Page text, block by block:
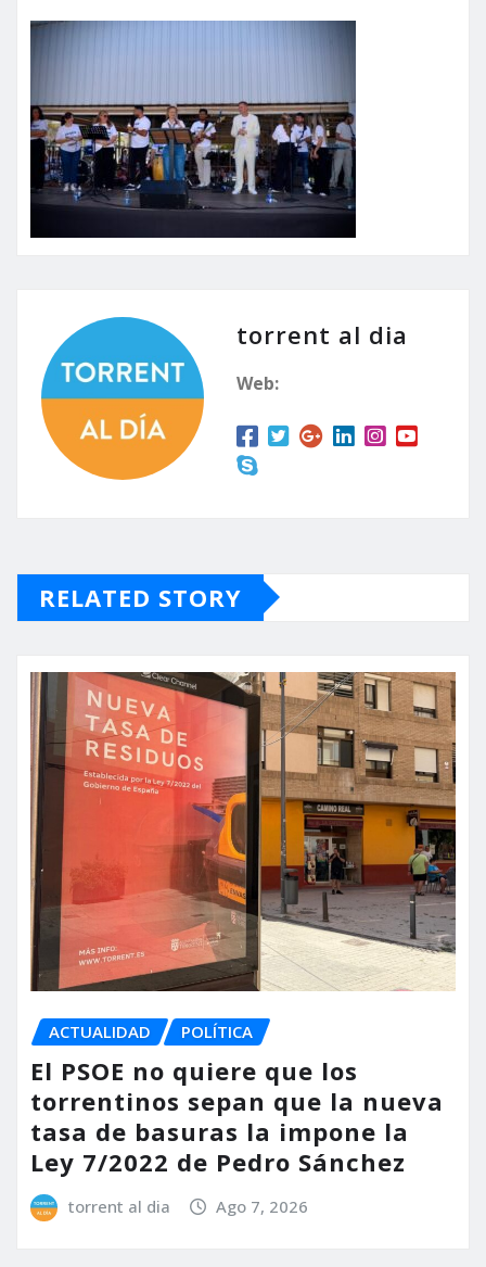
torrent al dia
Web:
RELATED STORY
ACTUALIDAD POLÍTICA
El PSOE no quiere que los
torrentinos sepan que la nueva
tasa de basuras la impone la
Ley 7/2022 de Pedro Sánchez
torrent al dia Ago 7, 2026